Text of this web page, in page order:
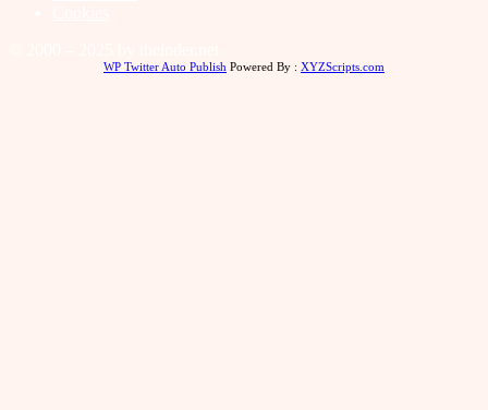
WP Twitter Auto Publish Powered By : XYZScripts.com